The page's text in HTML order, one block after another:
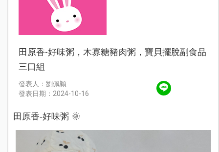
田原香-好味粥，木寡糖豬肉粥，寶貝擺脫副食品
三口組
發表人：劉佩穎
發表日期：2024-10-16
田原香-好味粥 🌞